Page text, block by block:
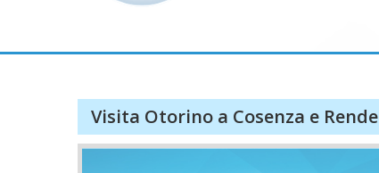
Visita Otorino a Cosenza e Rende